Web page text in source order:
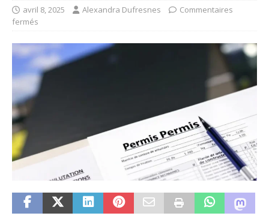
avril 8, 2025 Alexandra Dufresnes
Commentaires
fermés